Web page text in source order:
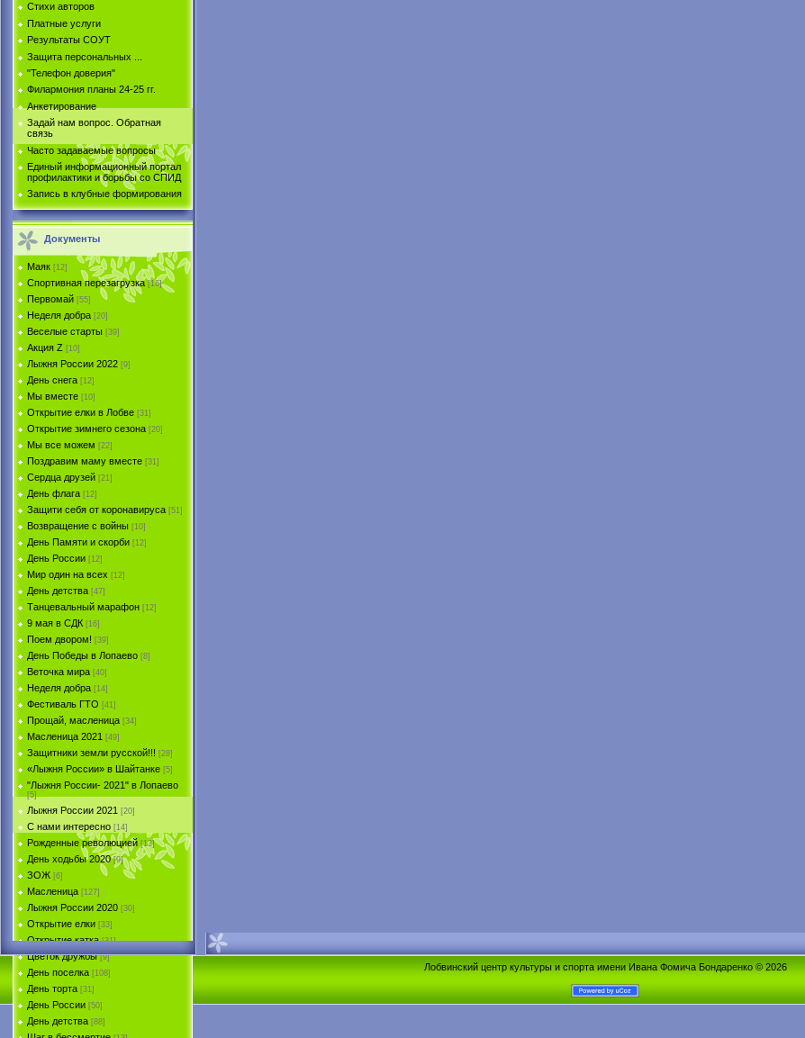
Стихи авторов
Платные услуги
Результаты СОУТ
Защита персональных ...
"Телефон доверия"
Филармония планы 24-25 гг.
Анкетирование
Задай нам вопрос. Обратная
связь
Часто задаваемые вопросы
Единый информационный портал
профилактики и борьбы со СПИД
Запись в клубные формирования
Документы
Маяк [12]
Спортивная перезагрузка [16]
Первомай [55]
Неделя добра [20]
Веселые старты [39]
Акция Z [10]
Лыжня России 2022 [9]
День снега [12]
Мы вместе [10]
Открытие елки в Лобве [31]
Открытие зимнего сезона [20]
Мы все можем [22]
Поздравим маму вместе [31]
Сердца друзей [21]
День флага [12]
Защити себя от коронавируса [51]
Возвращение с войны [10]
День Памяти и скорби [12]
День России [12]
Мир один на всех [12]
День детства [47]
Танцевальный марафон [12]
9 мая в СДК [16]
Поем двором! [39]
День Победы в Лопаево [8]
Веточка мира [40]
Неделя добра [14]
Фестиваль ГТО [41]
Прощай, масленица [34]
Масленица 2021 [49]
Защитники земли русской!!! [28]
«Лыжня России» в Шайтанке [5]
"Лыжня России- 2021" в Лопаево
[5]
Лыжня России 2021 [20]
С нами интересно [14]
Рожденные революцией [13]
День ходьбы 2020 [9]
ЗОЖ [6]
Масленица [127]
Лыжня России 2020 [30]
Открытие елки [33]
Открытие катка [31]
Цветок дружбы [9]
День поселка [108]
День торта [31]
День России [50]
День детства [88]
Лобвинский центр культуры и спорта имени Ивана Фомича Бондаренко © 2026